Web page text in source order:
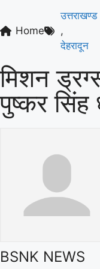
Home
उत्तराखण्ड
,
देहरादून
मिशन
पुष्कर सिंह
BSNK NEWS